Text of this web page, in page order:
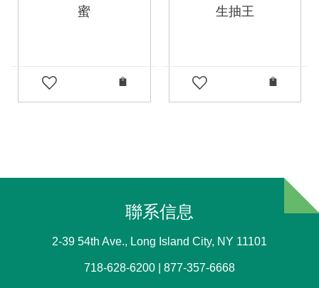
蜜
生抽王
聯系信息
2-39 54th Ave., Long Island City, NY 11101
718-628-6200 | 877-357-6668